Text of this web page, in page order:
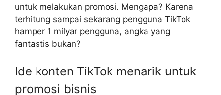
untuk melakukan promosi. Mengapa? Karena
terhitung sampai sekarang pengguna TikTok
hamper 1 milyar pengguna, angka yang
fantastis bukan?
Ide konten TikTok menarik untuk
promosi bisnis